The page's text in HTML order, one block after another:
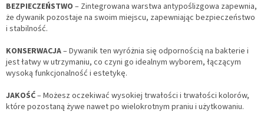
BEZPIECZEŃSTWO – Zintegrowana warstwa antypoślizgowa zapewnia,
że dywanik pozostaje na swoim miejscu, zapewniając bezpieczeństwo
i stabilność.
KONSERWACJA– Dywanik ten wyróżnia się odpornością na bakterie i
jest łatwy w utrzymaniu, co czyni go idealnym wyborem, łączącym
wysoką funkcjonalność i estetykę.
JAKOŚĆ– Możesz oczekiwać wysokiej trwałości i trwałości kolorów,
które pozostaną żywe nawet po wielokrotnym praniu i użytkowaniu.